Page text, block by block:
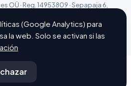
OÜ · Reg. 14953809 · Sepapaja 6,
Hecho con ❤ en Barcelona
(Google Analytics) para
la web. Solo se activan si las